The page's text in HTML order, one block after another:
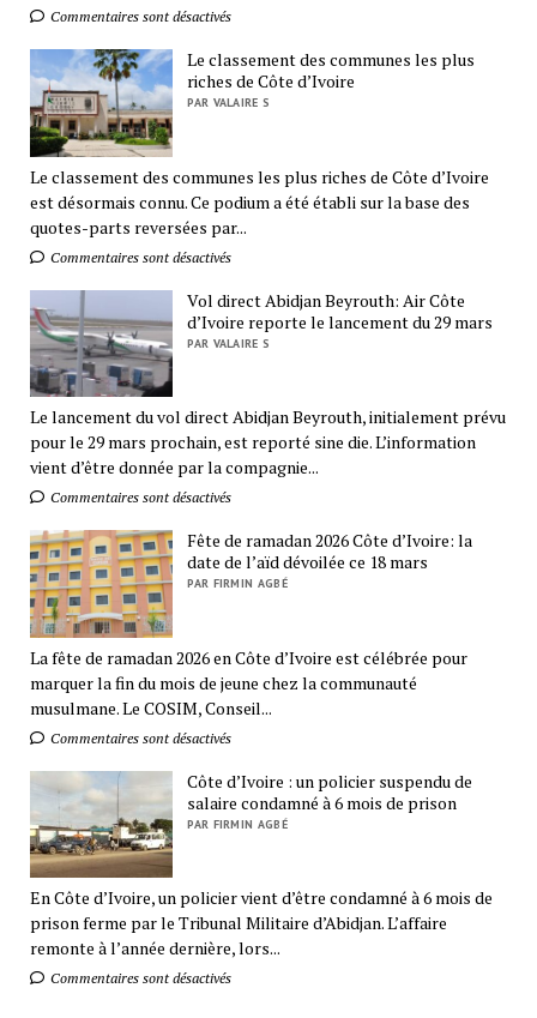
Commentaires sont désactivés
Le classement des communes les plus
riches de Côte d’Ivoire
PAR VALAIRE S
Le classement des communes les plus riches de Côte d’Ivoire
est désormais connu. Ce podium a été établi sur la base des
quotes-parts reversées par...
Commentaires sont désactivés
Vol direct Abidjan Beyrouth: Air Côte
d’Ivoire reporte le lancement du 29 mars
PAR VALAIRE S
Le lancement du vol direct Abidjan Beyrouth, initialement prévu
pour le 29 mars prochain, est reporté sine die. L’information
vient d’être donnée par la compagnie...
Commentaires sont désactivés
Fête de ramadan 2026 Côte d’Ivoire: la
date de l’aïd dévoilée ce 18 mars
PAR FIRMIN AGBÉ
La fête de ramadan 2026 en Côte d’Ivoire est célébrée pour
marquer la fin du mois de jeune chez la communauté
musulmane. Le COSIM, Conseil...
Commentaires sont désactivés
Côte d’Ivoire : un policier suspendu de
salaire condamné à 6 mois de prison
PAR FIRMIN AGBÉ
En Côte d’Ivoire, un policier vient d’être condamné à 6 mois de
prison ferme par le Tribunal Militaire d’Abidjan. L’affaire
remonte à l’année dernière, lors...
Commentaires sont désactivés